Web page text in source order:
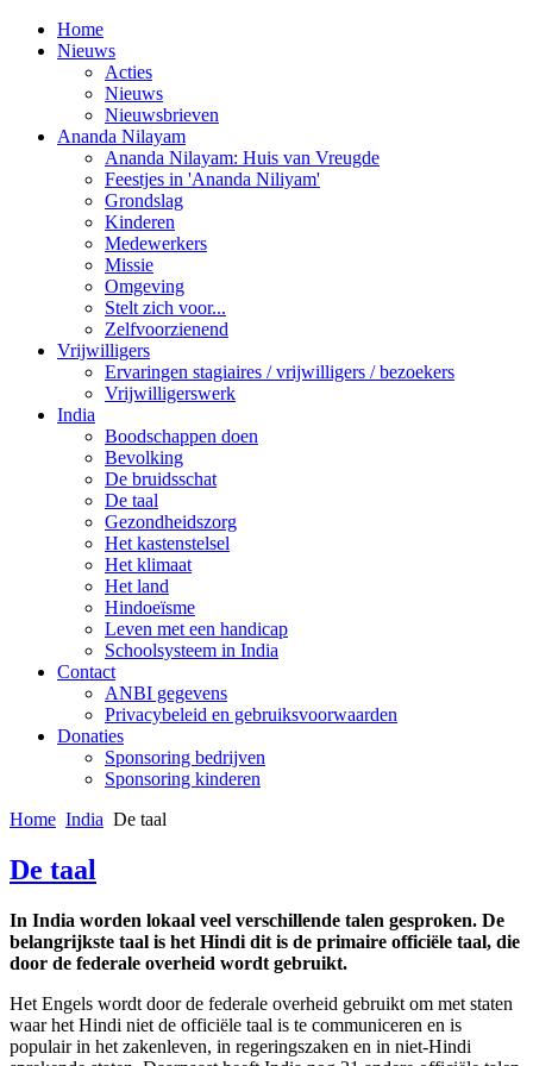
Home
Nieuws
Acties
Nieuws
Nieuwsbrieven
Ananda Nilayam
Ananda Nilayam: Huis van Vreugde
Feestjes in 'Ananda Niliyam'
Grondslag
Kinderen
Medewerkers
Missie
Omgeving
Stelt zich voor...
Zelfvoorzienend
Vrijwilligers
Ervaringen stagiaires / vrijwilligers / bezoekers
Vrijwilligerswerk
India
Boodschappen doen
Bevolking
De bruidsschat
De taal
Gezondheidszorg
Het kastenstelsel
Het klimaat
Het land
Hindoeïsme
Leven met een handicap
Schoolsysteem in India
Contact
ANBI gegevens
Privacybeleid en gebruiksvoorwaarden
Donaties
Sponsoring bedrijven
Sponsoring kinderen
Home India De taal
De taal
In India worden lokaal veel verschillende talen gesproken. De
belangrijkste taal is het Hindi dit is de primaire officiële taal, die
door de federale overheid wordt gebruikt.
Het Engels wordt door de federale overheid gebruikt om met staten
waar het Hindi niet de officiële taal is te communiceren en is
populair in het zakenleven, in regeringszaken en in niet-Hindi